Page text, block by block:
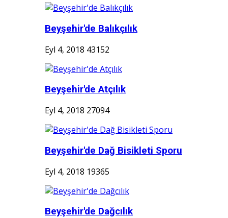
Beyşehir'de Balıkçılık
Eyl 4, 2018 43152
Beyşehir'de Atçılık
Eyl 4, 2018 27094
Beyşehir'de Dağ Bisikleti Sporu
Eyl 4, 2018 19365
Beyşehir'de Dağcılık